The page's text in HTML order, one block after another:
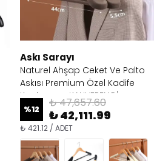
Askı Sarayı
Naturel Ahşap Ceket Ve Palto
Askısı Premium Özel Kadife
Kaplama - KAHVERENGİ
%12 ₺ 47,657.60
₺ 42,111.99
₺ 421.12 / ADET